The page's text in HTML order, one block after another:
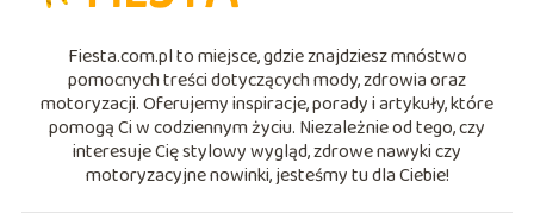
Fiesta.com.pl to miejsce, gdzie znajdziesz mnóstwo
pomocnych treści dotyczących mody, zdrowia oraz
motoryzacji. Oferujemy inspiracje, porady i artykuły, które
pomogą Ci w codziennym życiu. Niezależnie od tego, czy
interesuje Cię stylowy wygląd, zdrowe nawyki czy
motoryzacyjne nowinki, jesteśmy tu dla Ciebie!